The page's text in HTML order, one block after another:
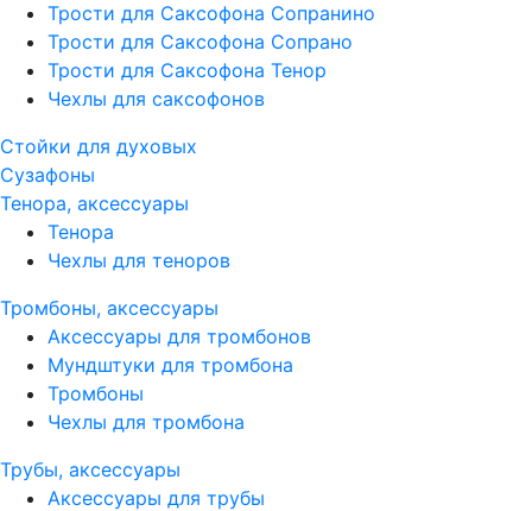
Трости для Саксофона Сопранино
Трости для Саксофона Сопрано
Трости для Саксофона Тенор
Чехлы для саксофонов
Стойки для духовых
Сузафоны
Тенора, аксессуары
Тенора
Чехлы для теноров
Тромбоны, аксессуары
Аксессуары для тромбонов
Мундштуки для тромбона
Тромбоны
Чехлы для тромбона
Трубы, аксессуары
Аксессуары для трубы